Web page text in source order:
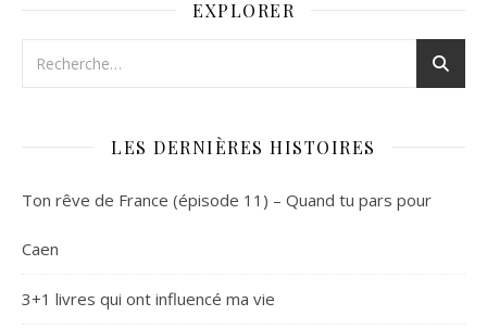
EXPLORER
LES DERNIÈRES HISTOIRES
Ton rêve de France (épisode 11) – Quand tu pars pour
Caen
3+1 livres qui ont influencé ma vie